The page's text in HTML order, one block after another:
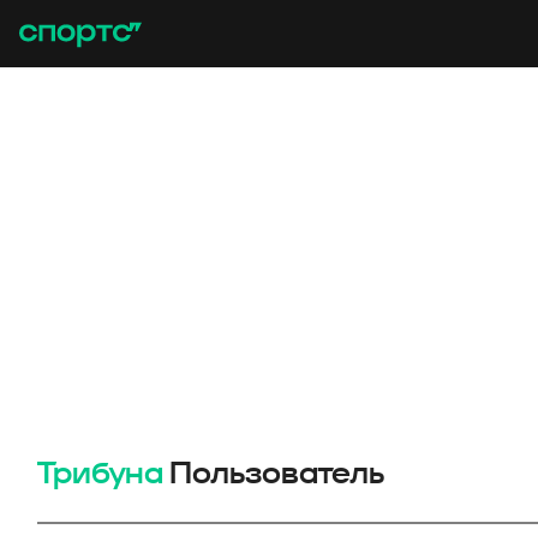
Трибуна Пользователь